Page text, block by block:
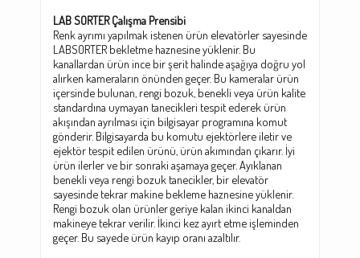
LAB SORTER Çalışma Prensibi
Renk ayrımı yapılmak istenen ürün elevatörler sayesinde
LABSORTER bekletme haznesine yüklenir. Bu
kanallardan ürün ince bir şerit halinde aşağıya doğru yol
alırken kameraların önünden geçer. Bu kameralar ürün
içersinde bulunan, rengi bozuk, benekli veya ürün kalite
standardına uymayan tanecikleri tespit ederek ürün
akışından ayrılması için bilgisayar programına komut
gönderir. Bilgisayarda bu komutu ejektörlere iletir ve
ejektör tespit edilen ürünü, ürün akımından çıkarır. İyi
ürün ilerler ve bir sonraki aşamaya geçer. Ayıklanan
benekli veya rengi bozuk tanecikler, bir elevatör
sayesinde tekrar makine bekleme haznesine yüklenir.
Rengi bozuk olan ürünler geriye kalan ikinci kanaldan
makineye tekrar verilir. İkinci kez ayırt etme işleminden
geçer. Bu sayede ürün kayıp oranı azaltılır.